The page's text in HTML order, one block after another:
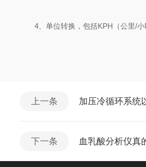
4、单位转换，包括KPH（公里/小
上一条 加压冷循环系统
下一条 血乳酸分析仪真